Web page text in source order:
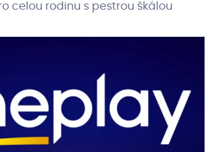
celou rodinu s pestrou škálou